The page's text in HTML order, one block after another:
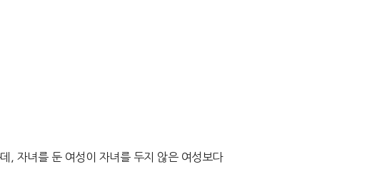
, 자녀를 둔 여성이 자녀를 두지 않은 여성보다